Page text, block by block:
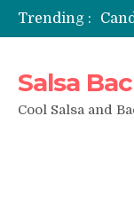
Trending :
Salsa
Cool Salsa and